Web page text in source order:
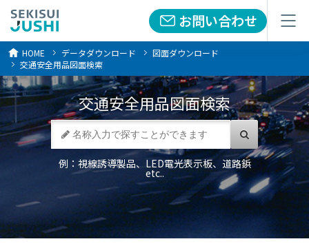
お問い合わせ
メニュー お問い合わせ
メニュー
HOME データダウンロード
図面ダウンロード
交通安全用品図面検索
交通安全用品図面検索
例：視線誘導製品、LED電光表示板、道路鋲
etc..